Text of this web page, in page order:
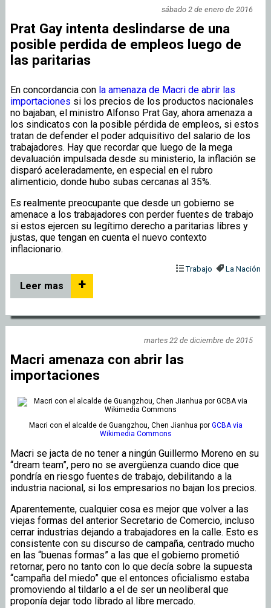
sábado 2 de enero de 2016
Prat Gay intenta deslindarse de una
posible perdida de empleos luego de
las paritarias
En concordancia con la amenaza de Macri de abrir las
importaciones si los precios de los productos nacionales
no bajaban, el ministro Alfonso Prat Gay, ahora amenaza a
los sindicatos con la posible pérdida de empleos, si estos
tratan de defender el poder adquisitivo del salario de los
trabajadores. Hay que recordar que luego de la mega
devaluación impulsada desde su ministerio, la inflación se
disparó aceleradamente, en especial en el rubro
alimenticio, donde hubo subas cercanas al 35%.
Es realmente preocupante que desde un gobierno se
amenace a los trabajadores con perder fuentes de trabajo
si estos ejercen su legítimo derecho a paritarias libres y
justas, que tengan en cuenta el nuevo contexto
inflacionario.
La Nación
Trabajo
Leer mas +
martes 22 de diciembre de 2015
Macri amenaza con abrir las
importaciones
Macri con el alcalde de Guangzhou, Chen Jianhua por GCBA via
Wikimedia Commons
Macri se jacta de no tener a ningún Guillermo Moreno en su
“dream team”, pero no se avergüenza cuando dice que
pondría en riesgo fuentes de trabajo, debilitando a la
industria nacional, si los empresarios no bajan los precios.
Aparentemente, cualquier cosa es mejor que volver a las
viejas formas del anterior Secretario de Comercio, incluso
cerrar industrias dejando a trabajadores en la calle. Esto es
consistente con su discurso de campaña, centrado mucho
en las “buenas formas” a las que el gobierno prometió
retornar, pero no tanto con lo que decía sobre la supuesta
“campaña del miedo” que el entonces oficialismo estaba
promoviendo al tildarlo a el de ser un neoliberal que
proponía dejar todo librado al libre mercado.